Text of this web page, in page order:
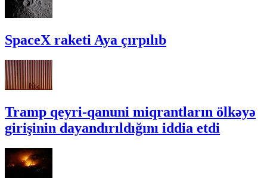
SpaceX raketi Aya çırpılıb
Tramp qeyri-qanuni miqrantların ölkəyə
girişinin dayandırıldığını iddia etdi